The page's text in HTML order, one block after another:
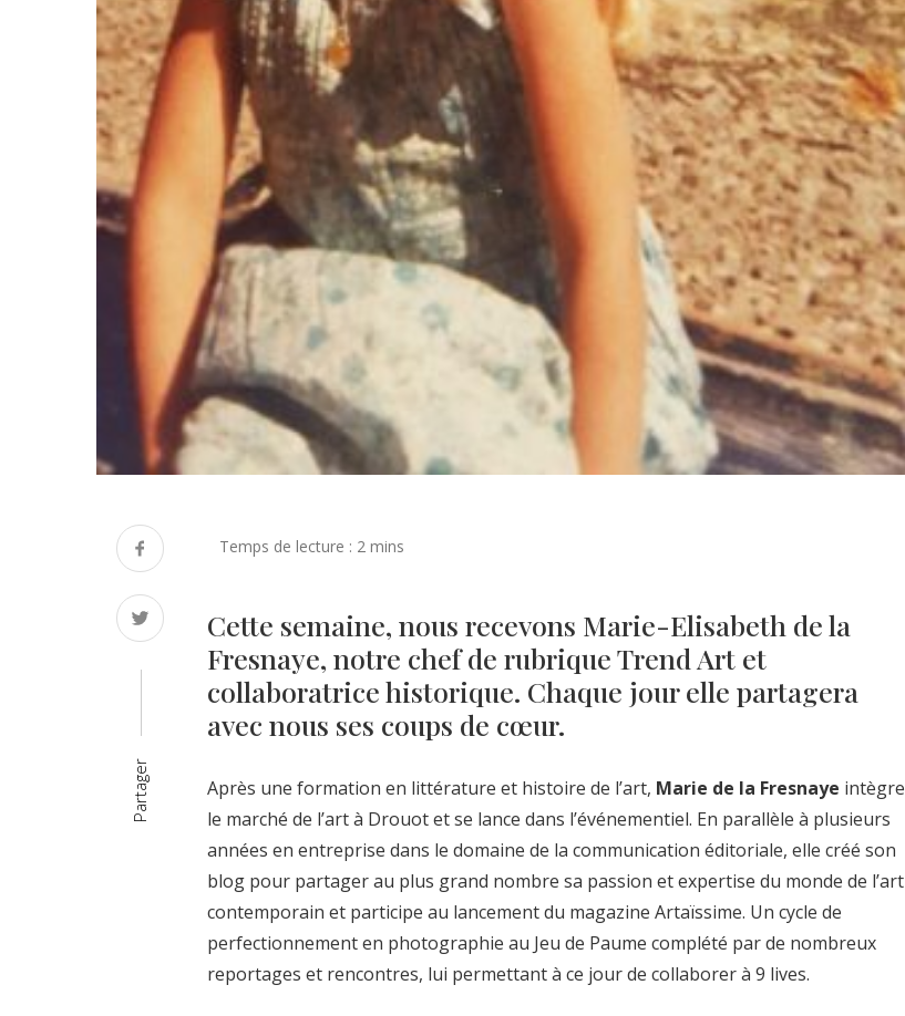
Partager
Cette semaine, nous recevons Marie-Elisabeth de la
Fresnaye, notre chef de rubrique Trend Art et
collaboratrice historique. Chaque jour elle partagera
avec nous ses coups de cœur.
Après une formation en littérature et histoire de l’art, Marie de la Fresnaye intègre
le marché de l’art à Drouot et se lance dans l’événementiel. En parallèle à plusieurs
années en entreprise dans le domaine de la communication éditoriale, elle créé son
blog pour partager au plus grand nombre sa passion et expertise du monde de l’art
contemporain et participe au lancement du magazine Artaïssime. Un cycle de
perfectionnement en photographie au Jeu de Paume complété par de nombreux
reportages et rencontres, lui permettant à ce jour de collaborer à 9 lives.